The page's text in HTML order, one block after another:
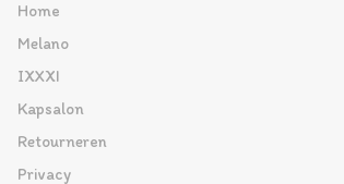
Home
Melano
IXXXI
Kapsalon
Retourneren
Privacy